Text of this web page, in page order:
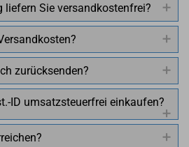
liefern Sie versandkostenfrei?
zurücksenden?
ID umsatzsteuerfrei einkaufen?